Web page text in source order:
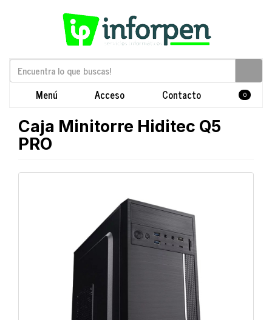
Menú Acceso Contacto 0
Caja Minitorre Hiditec Q5
PRO